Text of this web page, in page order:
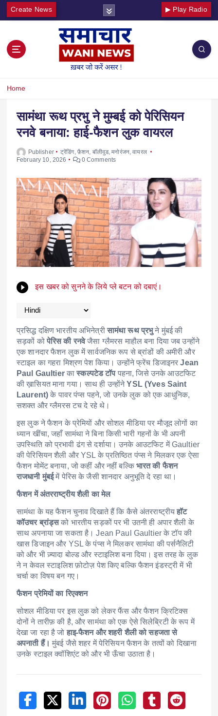
Create News ▶ Play Radio
Home
सामंथा रूथ प्रभु ने मुम्बई को पेरिसियन
रनवे बनाया: हाई-फैशन लुक वायरल
Publisher ट्रेंडिंग, फ़ैशन बॉलीवुड,मनोरंजन ,वायरल
February 10, 2026
0 Comments
इस खबर को सुनने के लिये प्ले बटन को दबाएं।
प्रसिद्ध दक्षिण भारतीय अभिनेत्रीसामंथा रूथ प्रभुने मुंबई की
सड़कों कोपेरिस की रनवेजैसा ग्लैमरस माहौल बना दिया जब उन्होंने
एक शानदार फैशन लुक में सार्वजनिक रूप से ब्रांडों की अमीरी और
स्टाइल का गहरा मिश्रण पेश किया। उन्होंने फ्रेंच डिजाइनरJean
Paul Gaultierकास्कल्पटेड टॉपपहना, जिसे उनके आउटफिट
की ख़ासियत माना गया। साथ ही उन्होंनेYSL (Yves Saint
Laurent) के पावर पंप्स पहने, जो उनके लुक को एक आधुनिक,
सशक्त और ग्लैमरस टच दे रहे थे।
इस लुक ने फैशन के प्रेमियों और सोशल मीडिया पर मौजूद लोगों का
ध्यान खींचा, जहाँ सामंथा ने बिना किसी भारी गहनों के भी अपनी
उपस्थिति को प्रभावी ढंग से दर्शाया। उनके आउटफिट में Gaultier
की पेरिसियन शैली और YSL के प्रतिष्ठित पंप्स ने मिलकर एक ऐसा
फैशन मोमेंट बनाया, जो कहीं और नहीं बल्कि भारत की फैशन
राजधानी मुंबईमें पेरिस के जैसी शानदार अनुभूति दे रहा था।
फैशन में अंतरराष्ट्रीय शैली का मेल
सामंथा के यह फैशन चुनाव दिखाते हैं कि कैसे अंतरराष्ट्रीयहॉट
कॉउचर ब्रांड्सको भारतीय सड़कों पर भी उतनी ही अपार शैली के
साथ अपनाया जा सकता है। Jean Paul Gaultier के टॉप की
खास डिजाइन और YSL के पंप्स ने मिलकर सामंथा की पर्सनैलिटी
को और भी ज़्यादा बोल्ड और स्टाइलिश बना दिया। इस तरह के लुक
ने न केवल स्टाइलिश फ़ोटोज़ पेश किए बल्कि फैशन इंडस्ट्री में भी
चर्चा का विषय बन गए।
फैशन प्रेमियों का रिएक्शन
सोशल मीडिया पर इस लुक को लेकर फैंस और फैशन क्रिटिक्स
दोनों ने तारीफ़ की है, और सामंथा को एक ऐसे सिलेब्रिटी के रूप में
देखा जा रहा है जोहाइ-फैशन और शहरी शैली को सहजता से
अपनाती हैं। मुंबई जैसे शहर में पेरिसियन फैशन के तत्वों को दिखाना
उनके स्टाइल क्वॉशिएंट को और भी ऊँचा उठाता है।